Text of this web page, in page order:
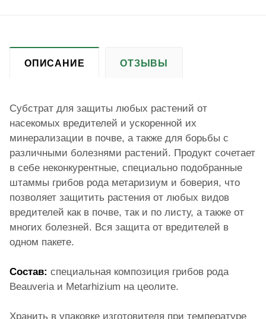
ОПИСАНИЕ ОТЗЫВЫ
Субстрат для защиты любых растений от
насекомых вредителей и ускоренной их
минерализации в почве, а также для борьбы с
различными болезнями растений. Продукт сочетает
в себе неконкурентные, специально подобранные
штаммы грибов рода метаризиум и боверия, что
позволяет защитить растения от любых видов
вредителей как в почве, так и по листу, а также от
многих болезней. Вся защита от вредителей в
одном пакете.
Состав: специальная композиция грибов рода
Beauveria и Metarhizium на цеолите.
Хранить в упаковке изготовителя при температуре